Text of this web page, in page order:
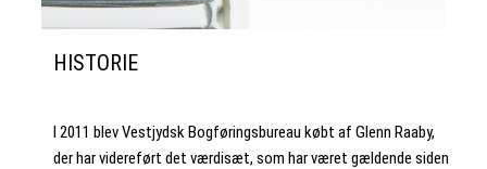
HISTORIE
I 2011 blev Vestjydsk Bogføringsbureau købt af Glenn Raaby,
der har videreført det værdisæt, som har været gældende siden